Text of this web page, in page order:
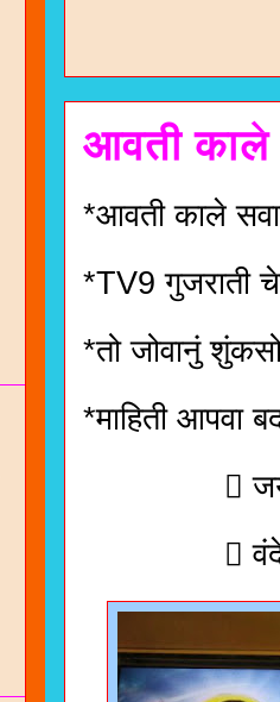
आवती काले
*आवती काले
*TV9 गुजराती
*तो जोवानुं
*माहिती आपवा
🏻 जय
🏻 वंदे